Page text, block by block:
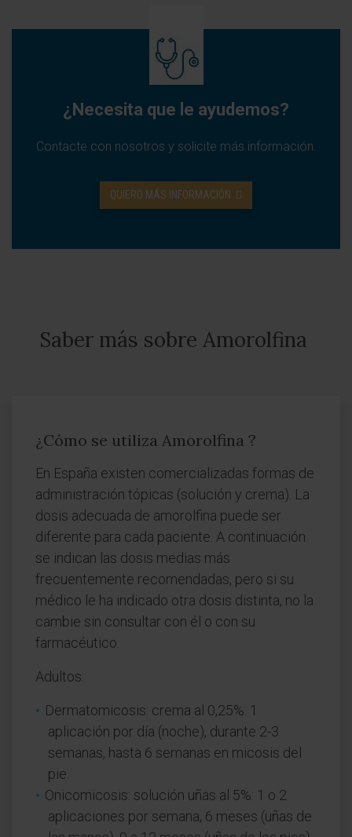
¿Necesita que le ayudemos?
Contacte con nosotros y solicite más información.
QUIERO MÁS INFORMACIÓN
Saber más sobre Amorolfina
¿Cómo se utiliza Amorolfina ?
En España existen comercializadas formas de
administración tópicas (solución y crema). La
dosis adecuada de amorolfina puede ser
diferente para cada paciente. A continuación
se indican las dosis medias más
frecuentemente recomendadas, pero si su
médico le ha indicado otra dosis distinta, no la
cambie sin consultar con él o con su
farmacéutico.
Adultos:
Dermatomicosis: crema al 0,25%: 1
aplicación por día (noche), durante 2-3
semanas, hasta 6 semanas en micosis del
pie.
Onicomicosis: solución uñas al 5%: 1 o 2
aplicaciones por semana, 6 meses (uñas de